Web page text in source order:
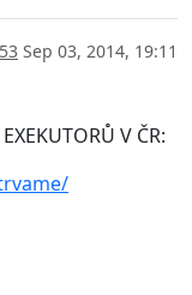
Sep 03, 2014, 19:11
V ČR: